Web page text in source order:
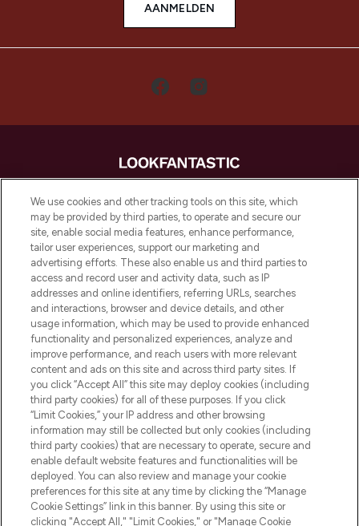
AANMELDEN
LOOKFANTASTIC is de ultieme online
beautybestemming van Europa, met de
beste huidverzorging, haarproducten en
make-up van meer dan 200 topmerken.
Shop online of via de app, met gratis
verzending vanaf €40.
Cookie-toestemming
Do Not Sell or Share My Personal
Information
HELP & INFORMATIE
BEDRIJFSINFORMATIE
OVER LOOKFANTASTIC
We use cookies and other tracking tools on this site, which
may be provided by third parties, to operate and secure our
site, enable social media features, enhance performance,
tailor user experiences, support our marketing and
advertising efforts. These also enable us and third parties to
access and record user and activity data, such as IP
addresses and online identifiers, referring URLs, searches
and interactions, browser and device details, and other
usage information, which may be used to provide enhanced
functionality and personalized experiences, analyze and
improve performance, and reach users with more relevant
content and ads on this site and across third party sites. If
you click “Accept All” this site may deploy cookies (including
third party cookies) for all of these purposes. If you click
“Limit Cookies,” your IP address and other browsing
information may still be collected but only cookies (including
third party cookies) that are necessary to operate, secure and
enable default website features and functionalities will be
deployed. You can also review and manage your cookie
preferences for this site at any time by clicking the “Manage
Cookie Settings” link in this banner. By using this site or
clicking "Accept All," "Limit Cookies," or "Manage Cookie